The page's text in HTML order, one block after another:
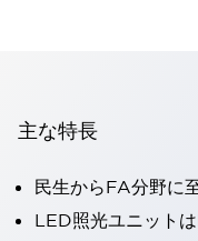
主な特長
民生からFA分野に
LED照光ユニット